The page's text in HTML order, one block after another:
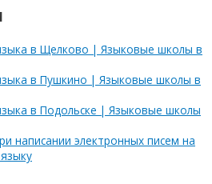
в Щелково | Языковые школы в
в Пушкино | Языковые школы в
в Подольске | Языковые школы
написании электронных писем на